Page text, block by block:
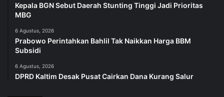
Kepala BGN Sebut Daerah Stunting Tinggi Jadi Prioritas
MBG
6 Agustus, 2026
Prabowo Perintahkan Bahlil Tak Naikkan Harga BBM
Subsidi
6 Agustus, 2026
DPRD Kaltim Desak Pusat Cairkan Dana Kurang Salur